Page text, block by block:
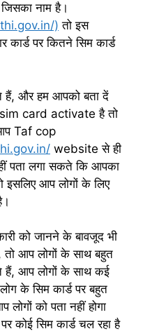
नाम है।
) तो इस
पर कितने सिम कार्ड
और हम आपको बता दें
sim card activate है तो
Taf cop
website से ही
पता लगा सकते कि आपका
इसलिए आप लोगों के लिए
को जानने के बावजूद भी
तो आप लोगों के साथ बहुत
आप लोगों के साथ कई
के सिम कार्ड पर बहुत
को पता नहीं होगा
सिम कार्ड चल रहा है